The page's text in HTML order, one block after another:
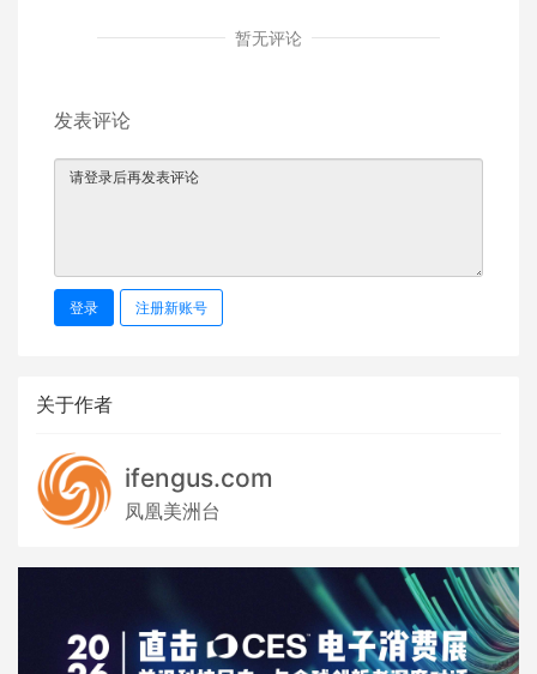
暂无评论
发表评论
登录 注册新账号
关于作者
ifengus.com
凤凰美洲台